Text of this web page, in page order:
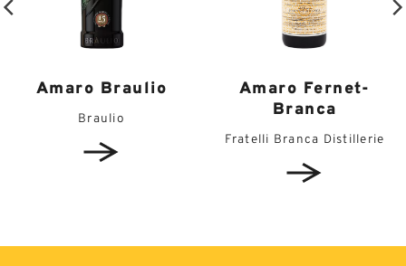
Amaro Braulio
Braulio
Amaro Fernet-
Branca
Fratelli Branca Distillerie